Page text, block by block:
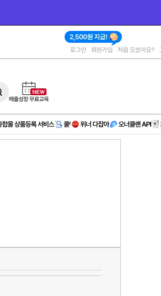
로그인 회원가입 처음 오셨어요?